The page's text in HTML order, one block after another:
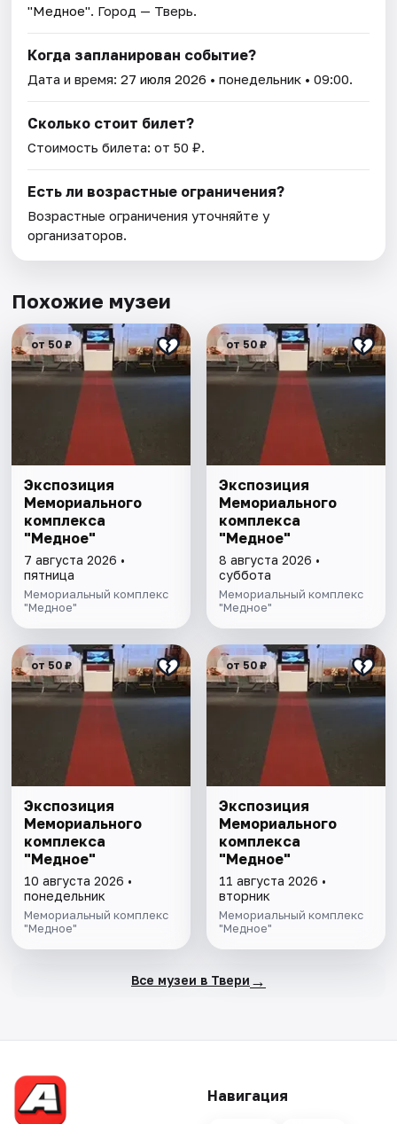
"Медное". Город — Тверь.
Когда запланирован событие?
Дата и время:27 июля 2026 • понедельник • 09:00.
Сколько стоит билет?
Стоимость билета: от 50 ₽.
Есть ли возрастные ограничения?
Возрастные ограничения уточняйте у
организаторов.
Похожие музеи
от 50 ₽
Экспозиция
Мемориального
комплекса
"Медное"
7 августа 2026 •
пятница
Мемориальный комплекс
"Медное"
от 50 ₽
Экспозиция
Мемориального
комплекса
"Медное"
8 августа 2026 •
суббота
Мемориальный комплекс
"Медное"
от 50 ₽
Экспозиция
Мемориального
комплекса
"Медное"
10 августа 2026 •
понедельник
Мемориальный комплекс
"Медное"
от 50 ₽
Экспозиция
Мемориального
комплекса
"Медное"
11 августа 2026 •
вторник
Мемориальный комплекс
"Медное"
Все музеи в Твери →
Навигация